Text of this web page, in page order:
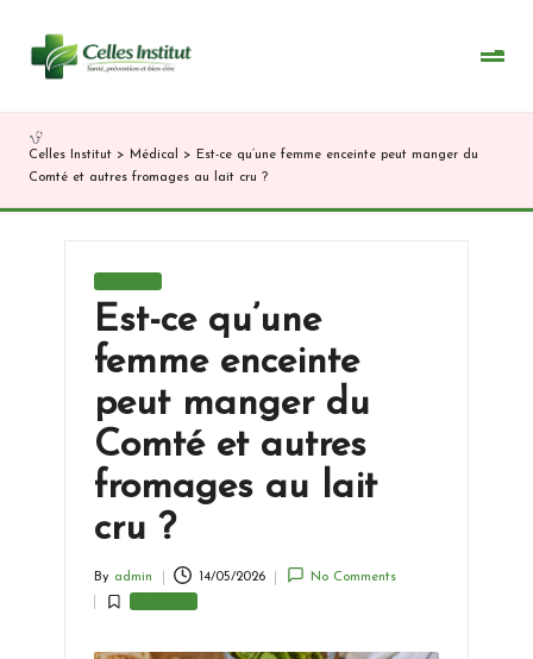
Celles Institut > Médical > Est-ce qu’une femme enceinte peut manger du
Comté et autres fromages au lait cru ?
in
Est-ce qu’une
femme enceinte
peut manger du
Comté et autres
fromages au lait
cru ?
by
By admin 14/05/2026 No Comments
Posted